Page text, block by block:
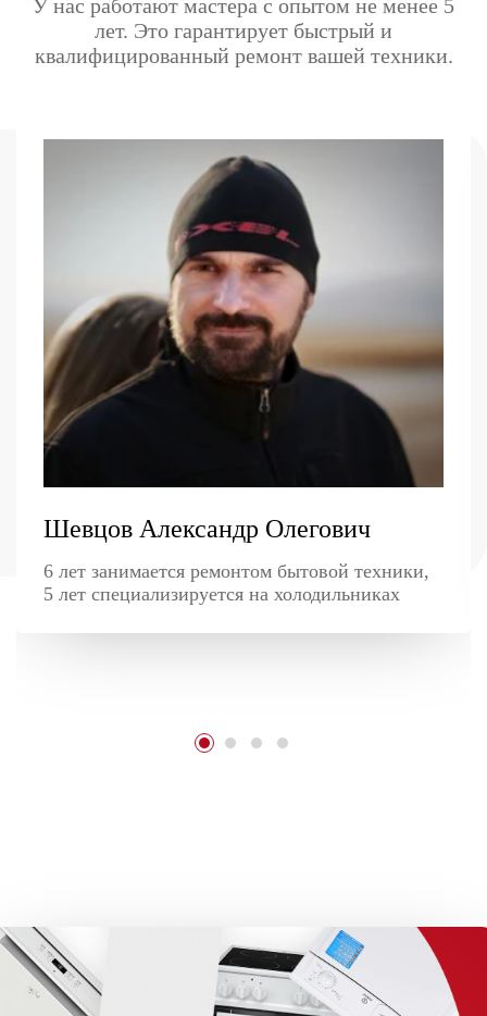
У нас работают мастера с опытом не менее 5
лет. Это гарантирует быстрый и
квалифицированный ремонт вашей техники.
Шевцов Александр Олегович
6 лет занимается ремонтом бытовой техники,
5 лет специализируется на холодильниках